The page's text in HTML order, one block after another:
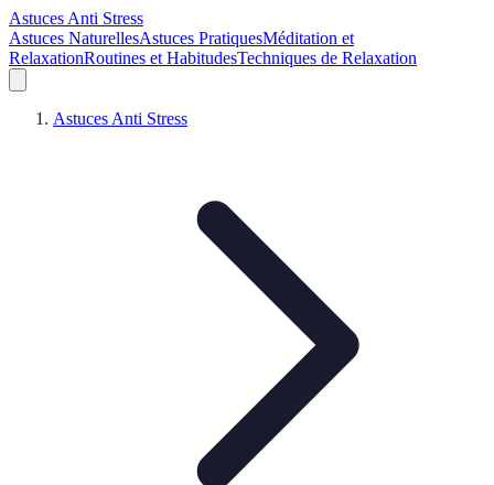
Astuces Anti Stress
Astuces NaturellesAstuces PratiquesMéditation et
RelaxationRoutines et HabitudesTechniques de Relaxation
Astuces Anti Stress